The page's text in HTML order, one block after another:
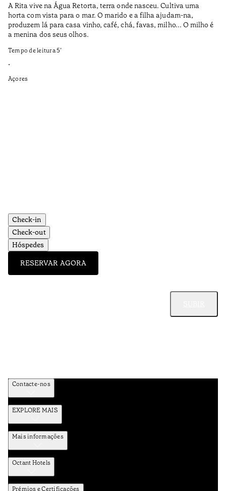
A Rita vive na Água Retorta, terra onde nasceu. Cultiva uma
horta com vista para o mar. O marido e a filha ajudam-na,
produzem lá para casa vinho, café, chá, favas, milho... O milho é
a menina dos seus olhos.
Tempo de leitura5’
•
Açores
Check-in
Check-out
Hóspedes
RESERVAR AGORA
Contacte-nos
EXPLORE MAIS
Mais informações
Octant Hotels
Prémios e Certificações